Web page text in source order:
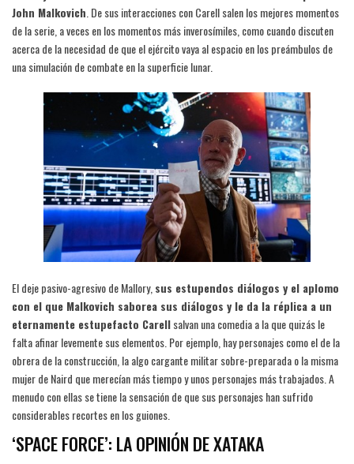
John Malkovich. De sus interacciones con Carell salen los mejores momentos
de la serie, a veces en los momentos más inverosímiles, como cuando discuten
acerca de la necesidad de que el ejército vaya al espacio en los preámbulos de
una simulación de combate en la superficie lunar.
El deje pasivo-agresivo de Mallory, sus estupendos diálogos y el aplomo
con el que Malkovich saborea sus diálogos y le da la réplica a un
eternamente estupefacto Carellsalvan una comedia a la que quizás le
falta afinar levemente sus elementos. Por ejemplo, hay personajes como el de la
obrera de la construcción, la algo cargante militar sobre-preparada o la misma
mujer de Naird que merecían más tiempo y unos personajes más trabajados. A
menudo con ellas se tiene la sensación de que sus personajes han sufrido
considerables recortes en los guiones.
‘SPACE FORCE’: LA OPINIÓN DE XATAKA